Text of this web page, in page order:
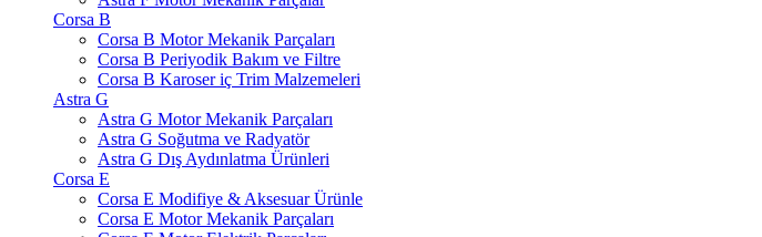
Corsa B
Corsa B Motor Mekanik Parçaları
Corsa B Periyodik Bakım ve Filtre
Corsa B Karoser iç Trim Malzemeleri
Astra G
Astra G Motor Mekanik Parçaları
Astra G Soğutma ve Radyatör
Astra G Dış Aydınlatma Ürünleri
Corsa E
Corsa E Modifiye & Aksesuar Ürünle
Corsa E Motor Mekanik Parçaları